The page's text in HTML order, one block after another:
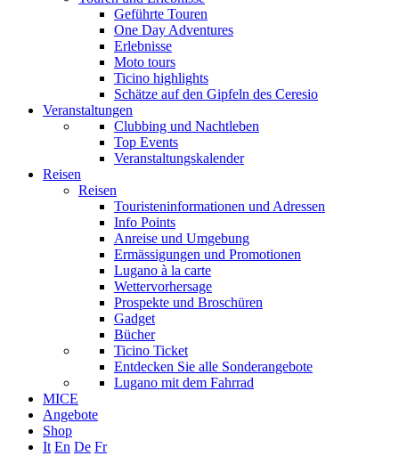
Geführte Touren
One Day Adventures
Erlebnisse
Moto tours
Ticino highlights
Schätze auf den Gipfeln des Ceresio
Veranstaltungen
Clubbing und Nachtleben
Top Events
Veranstaltungskalender
Reisen
Reisen
Touristeninformationen und Adressen
Info Points
Anreise und Umgebung
Ermässigungen und Promotionen
Lugano à la carte
Wettervorhersage
Prospekte und Broschüren
Gadget
Bücher
Ticino Ticket
Entdecken Sie alle Sonderangebote
Lugano mit dem Fahrrad
MICE
Angebote
Shop
It En De Fr